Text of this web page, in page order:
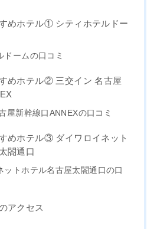
めホテル① シティホテルドー
ドームの口コミ
めホテル② 三交イン 名古屋
屋新幹線口ANNEXの口コミ
めホテル③ ダイワロイネット
閤通口
ットホテル名古屋太閤通口の口
アクセス